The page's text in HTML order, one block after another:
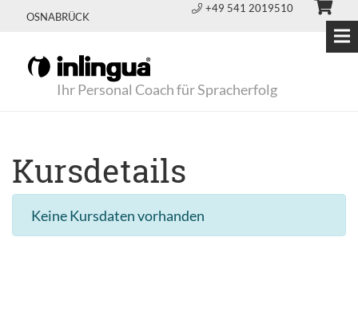
OSNABRÜCK
+49 541 2019510
Ihr Personal Coach für Spracherfolg
Kursdetails
Keine Kursdaten vorhanden